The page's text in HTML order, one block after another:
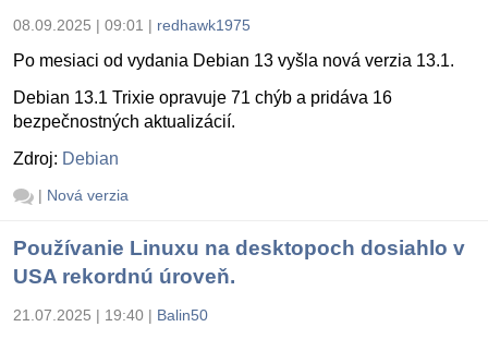
08.09.2025 | 09:01 | redhawk1975
Po mesiaci od vydania Debian 13 vyšla nová verzia 13.1.
Debian 13.1 Trixie opravuje 71 chýb a pridáva 16
bezpečnostných aktualizácií.
Zdroj: Debian
| Nová verzia
Používanie Linuxu na desktopoch dosiahlo v
USA rekordnú úroveň.
21.07.2025 | 19:40 | Balin50